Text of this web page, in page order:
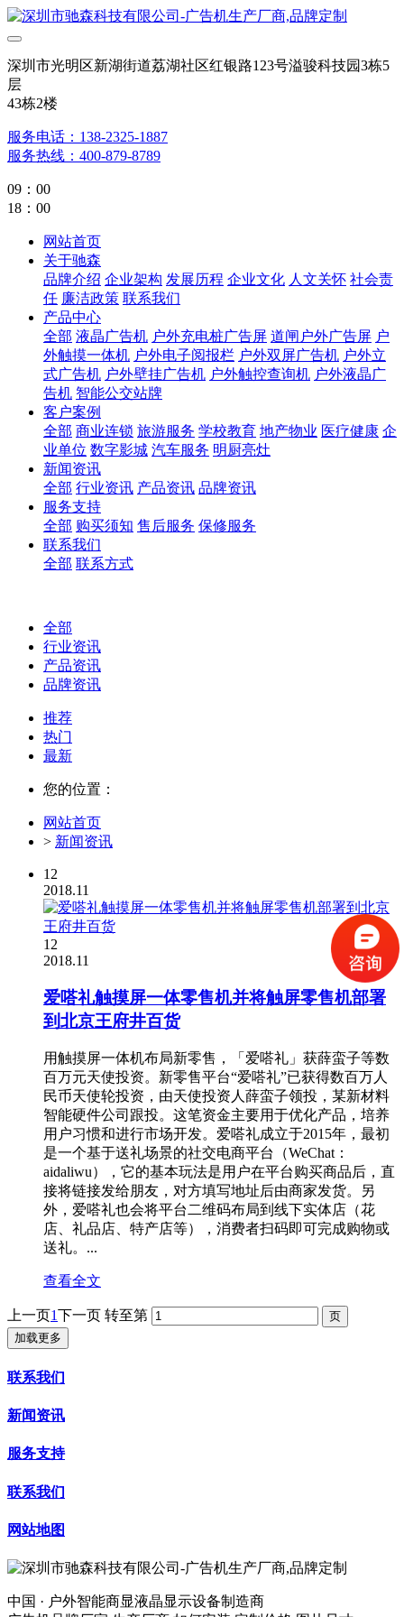
深圳市光明区新湖街道荔湖社区红银路123号溢骏科技园3栋5
层
43栋2楼
服务电话：138-2325-1887
服务热线：400-879-8789
09：00
18：00
网站首页
关于驰森
品牌介绍 企业架构 发展历程 企业文化 人文关怀 社会责
任 廉洁政策 联系我们
产品中心
全部 液晶广告机 户外充电桩广告屏 道闸户外广告屏 户
外触摸一体机 户外电子阅报栏 户外双屏广告机 户外立
式广告机 户外壁挂广告机 户外触控查询机 户外液晶广
告机 智能公交站牌
客户案例
全部 商业连锁 旅游服务 学校教育 地产物业 医疗健康 企
业单位 数字影城 汽车服务 明厨亮灶
新闻资讯
全部 行业资讯 产品资讯 品牌资讯
服务支持
全部 购买须知 售后服务 保修服务
联系我们
全部 联系方式
全部
行业资讯
产品资讯
品牌资讯
推荐
热门
最新
您的位置：
网站首页
> 新闻资讯
12
2018.11
12
2018.11
爱嗒礼触摸屏一体零售机并将触屏零售机部署
到北京王府井百货
用触摸屏一体机布局新零售，「爱嗒礼」获薛蛮子等数
百万元天使投资。新零售平台“爱嗒礼”已获得数百万人
民币天使轮投资，由天使投资人薛蛮子领投，某新材料
智能硬件公司跟投。这笔资金主要用于优化产品，培养
用户习惯和进行市场开发。爱嗒礼成立于2015年，最初
是一个基于送礼场景的社交电商平台（WeChat：
aidaliwu），它的基本玩法是用户在平台购买商品后，直
接将链接发给朋友，对方填写地址后由商家发货。另
外，爱嗒礼也会将平台二维码布局到线下实体店（花
店、礼品店、特产店等），消费者扫码即可完成购物或
送礼。...
查看全文
上一页1下一页 转至第
加载更多
联系我们
新闻资讯
服务支持
联系我们
网站地图
中国 · 户外智能商显液晶显示设备制造商